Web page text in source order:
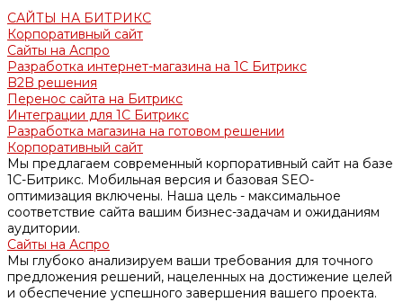
САЙТЫ НА БИТРИКС
Корпоративный сайт
Сайты на Аспро
Разработка интернет-магазина на 1С Битрикс
B2B решения
Перенос сайта на Битрикс
Интеграции для 1С Битрикс
Разработка магазина на готовом решении
Корпоративный сайт
Мы предлагаем современный корпоративный сайт на базе
1С-Битрикс. Мобильная версия и базовая SEO-
оптимизация включены. Наша цель - максимальное
соответствие сайта вашим бизнес-задачам и ожиданиям
аудитории.
Сайты на Аспро
Мы глубоко анализируем ваши требования для точного
предложения решений, нацеленных на достижение целей
и обеспечение успешного завершения вашего проекта.